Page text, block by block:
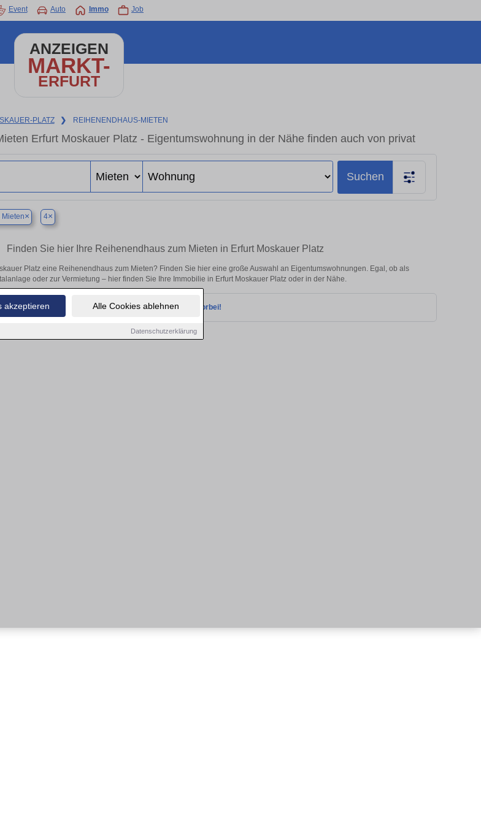
akzeptieren Alle Cookies ablehnen
Datenschutzerklärung
Event Auto Immo Job
ANZEIGEN
MARKT-
ERFURT
PLATZ ❯ REIHENENDHAUS-MIETEN
Erfurt Moskauer Platz - Eigentumswohnung in der Nähe finden auch von privat
Suchen
× 4×
Finden Sie hier Ihre Reihenendhaus zum Mieten in Erfurt Moskauer Platz
Platz eine Reihenendhaus zum Mieten? Finden Sie hier eine große Auswahl an Eigentumswohnungen. Egal, ob als
oder zur Vermietung – hier finden Sie Ihre Immobilie in Erfurt Moskauer Platz oder in der Nähe.
passenden Objekte finden. Schauen Sie bald wieder vorbei!